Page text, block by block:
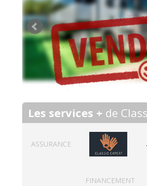
Les services + de
ASSURANCE
FINANCEMENT